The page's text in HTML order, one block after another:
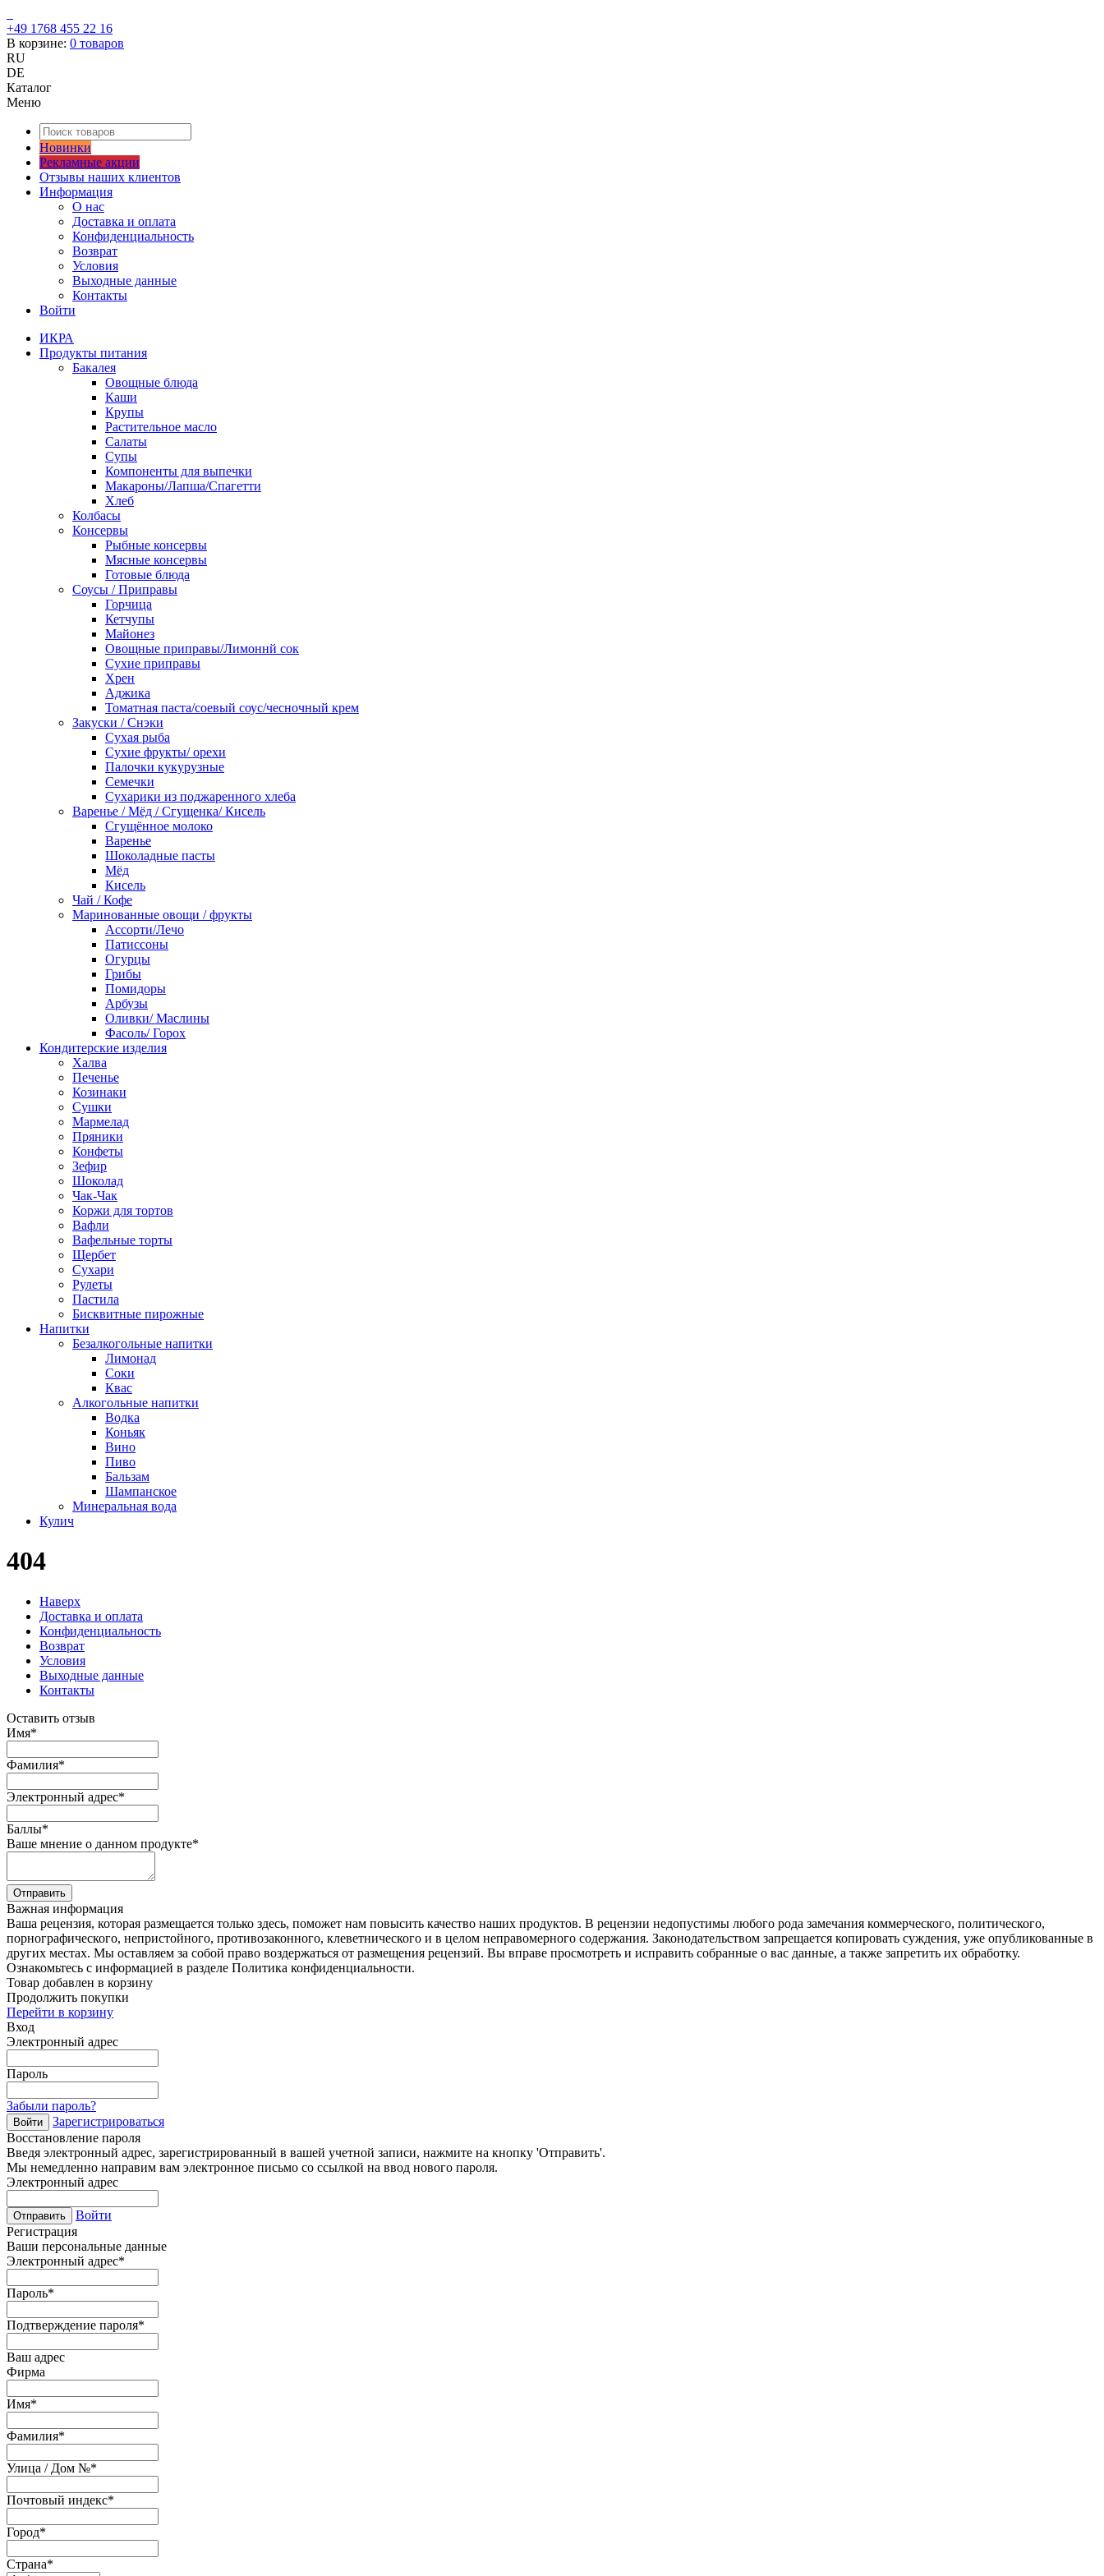
+49 1768 455 22 16
В корзине: 0 товаров
RU
DE
Каталог
Меню
Новинки
Рекламные акции
Отзывы наших клиентов
Информация
О нас
Доставка и оплата
Конфиденциальность
Возврат
Условия
Выходные данные
Контакты
Войти
ИКРА
Продукты питания
Бакалея
Овощные блюда
Каши
Крупы
Растительное масло
Салаты
Супы
Компоненты для выпечки
Макароны/Лапша/Спагетти
Хлеб
Колбасы
Консервы
Рыбные консервы
Мясные консервы
Готовые блюда
Соусы / Приправы
Горчица
Кетчупы
Майонез
Овощные приправы/Лимоннй сок
Сухие приправы
Хрен
Аджика
Томатная паста/соевый соус/чесночный крем
Закуски / Снэки
Сухая рыба
Сухие фрукты/ орехи
Палочки кукурузные
Семечки
Сухарики из поджаренного хлеба
Варенье / Мёд / Сгущенка/ Кисель
Сгущённое молоко
Варенье
Шоколадные пасты
Мёд
Кисель
Чай / Кофе
Маринованные овощи / фрукты
Ассорти/Лечо
Патиссоны
Огурцы
Грибы
Помидоры
Арбузы
Оливки/ Маслины
Фасоль/ Горох
Кондитерские изделия
Халва
Печенье
Козинаки
Сушки
Мармелад
Пряники
Конфеты
Зефир
Шоколад
Чак-Чак
Коржи для тортов
Вафли
Вафельные торты
Щербет
Сухари
Рулеты
Пастила
Бисквитные пирожные
Напитки
Безалкогольные напитки
Лимонад
Соки
Квас
Алкогольные напитки
Водка
Коньяк
Вино
Пиво
Бальзам
Шампанское
Минеральная вода
Кулич
404
Наверх
Доставка и оплата
Конфиденциальность
Возврат
Условия
Выходные данные
Контакты
Оставить отзыв
Имя*
Фамилия*
Электронный адрес*
Баллы*
Ваше мнение о данном продукте*
Отправить
Важная информация
Ваша рецензия, которая размещается только здесь, поможет нам повысить качество наших продуктов. В рецензии недопустимы любого рода замечания коммерческого, политического,
порнографического, непристойного, противозаконного, клеветнического и в целом неправомерного содержания. Законодательством запрещается копировать суждения, уже опубликованные в
других местах. Мы оставляем за собой право воздержаться от размещения рецензий. Вы вправе просмотреть и исправить собранные о вас данные, а также запретить их обработку.
Ознакомьтесь с информацией в разделе Политика конфиденциальности.
Товар добавлен в корзину
Продолжить покупки
Перейти в корзину
Вход
Электронный адрес
Пароль
Забыли пароль?
Войти
Зарегистрироваться
Восстановление пароля
Введя электронный адрес, зарегистрированный в вашей учетной записи, нажмите на кнопку 'Отправить'.
Мы немедленно направим вам электронное письмо со ссылкой на ввод нового пароля.
Электронный адрес
Отправить
Войти
Регистрация
Ваши персональные данные
Электронный адрес*
Пароль*
Подтверждение пароля*
Ваш адрес
Фирма
Имя*
Фамилия*
Улица / Дом №*
Почтовый индекс*
Город*
Страна*